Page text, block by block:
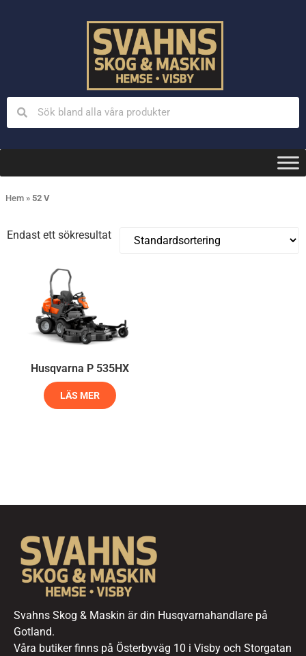
Hem » 52 V
Endast ett sökresultat
Husqvarna P 535HX
LÄS MER
Svahns Skog & Maskin är din Husqvarnahandlare på
Gotland.
Våra butiker finns på Österbyväg 10 i Visby och Storgatan